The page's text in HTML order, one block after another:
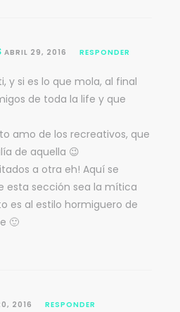
ABRIL 29, 2016 RESPONDER
y si es lo que mola, al final
de toda la life y que
amo de los recreativos, que
de aquella 😉
a otra eh! Aquí se
esta sección sea la mítica
es al estilo hormiguero de
🙂
2016 RESPONDER